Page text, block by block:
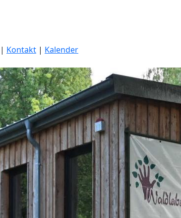
| Kontakt | Kalender